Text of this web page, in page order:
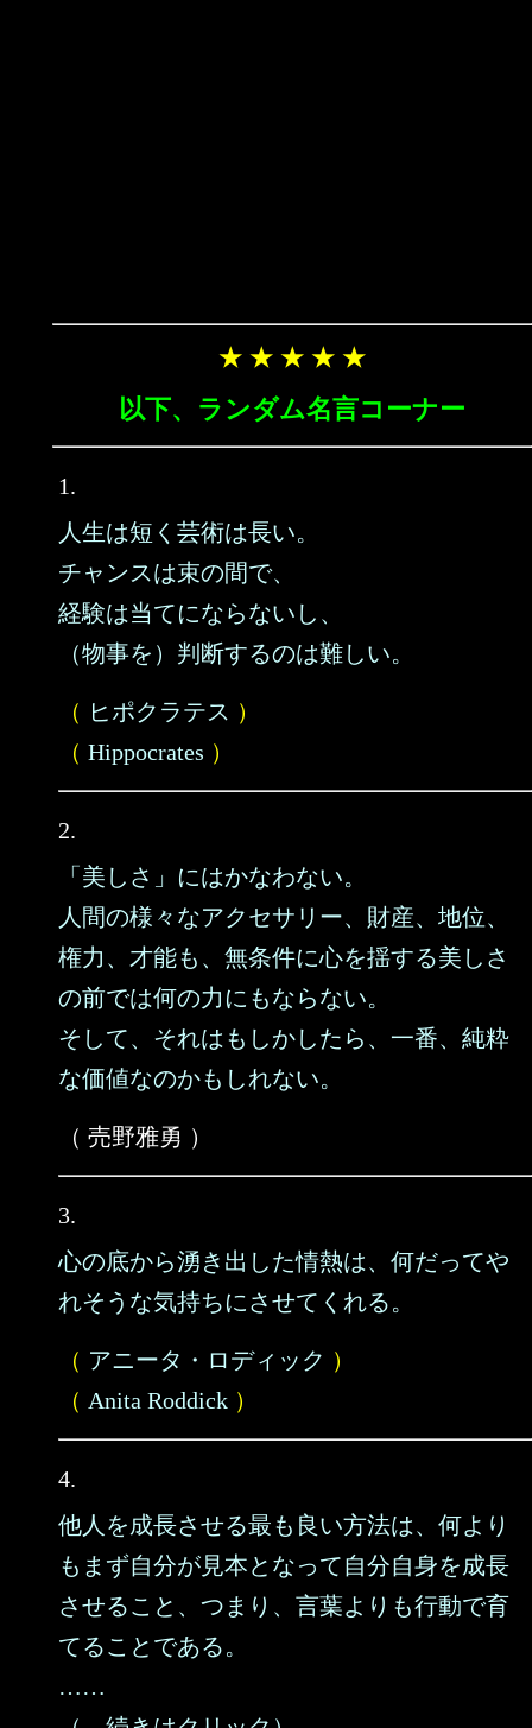
★ ★ ★ ★ ★
以下、ランダム名言コーナー
1.
人生は短く芸術は長い。
チャンスは束の間で、
経験は当てにならないし、
（物事を）判断するのは難しい。
（ ヒポクラテス ）
（ Hippocrates ）
2.
「美しさ」にはかなわない。
人間の様々なアクセサリー、財産、地位、
権力、才能も、無条件に心を揺する美しさ
の前では何の力にもならない。
そして、それはもしかしたら、一番、純粋
な価値なのかもしれない。
（ 売野雅勇 ）
3.
心の底から湧き出した情熱は、何だってや
れそうな気持ちにさせてくれる。
（ アニータ・ロディック ）
（ Anita Roddick ）
4.
他人を成長させる最も良い方法は、何より
もまず自分が見本となって自分自身を成長
させること、つまり、言葉よりも行動で育
てることである。
……